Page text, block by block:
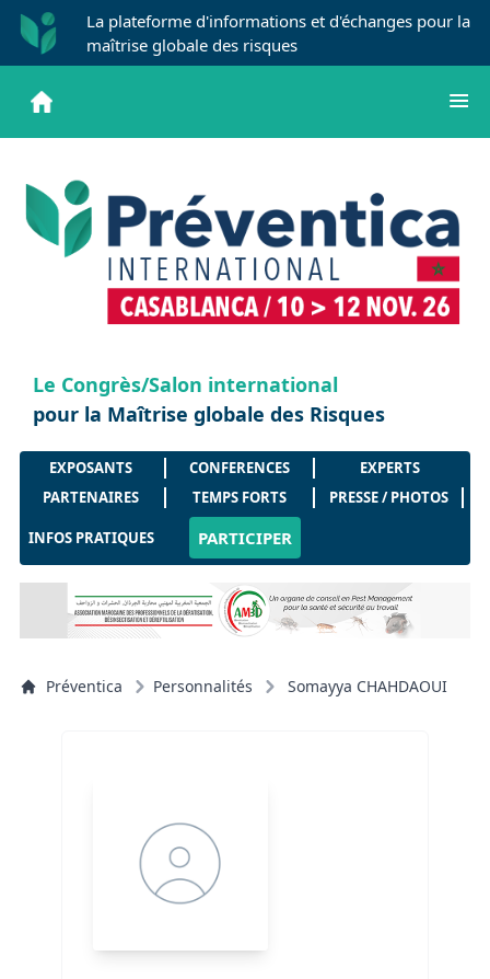
La plateforme d'informations et d'échanges pour la
maîtrise globale des risques
Le Congrès/Salon international
pour la Maîtrise globale des Risques
EXPOSANTS CONFERENCES
EXPERTS
PARTENAIRES
TEMPS FORTS PRESSE / PHOTOS
INFOS PRATIQUES PARTICIPER
Préventica Personnalités Somayya CHAHDAOUI